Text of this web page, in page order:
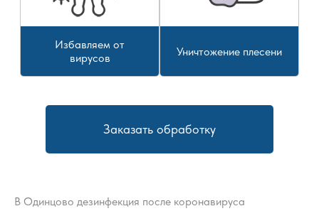
Избавляем от
вирусов
Уничтожение плесени
Заказать обработку
В Одинцово дезинфекция после коронавируса